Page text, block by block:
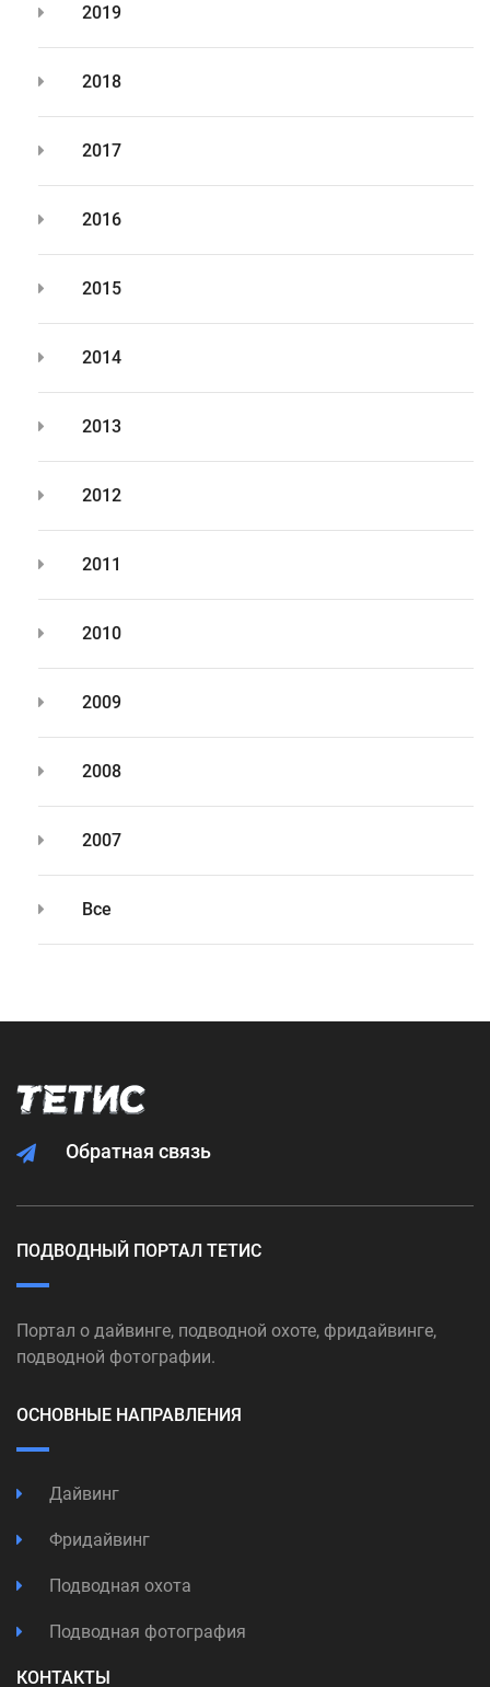
2019
2018
2017
2016
2015
2014
2013
2012
2011
2010
2009
2008
2007
Все
Обратная связь
ПОДВОДНЫЙ ПОРТАЛ ТЕТИС
Портал о дайвинге, подводной охоте, фридайвинге,
подводной фотографии.
ОСНОВНЫЕ НАПРАВЛЕНИЯ
Дайвинг
Фридайвинг
Подводная охота
Подводная фотография
КОНТАКТЫ